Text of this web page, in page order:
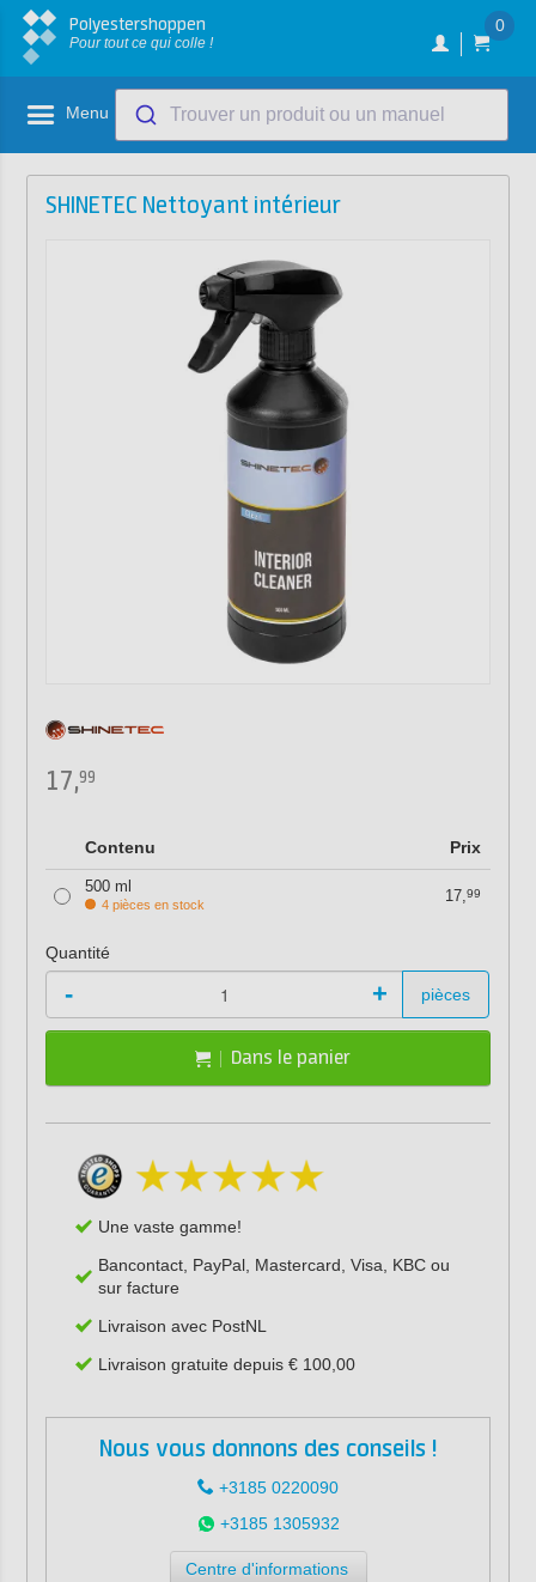
Polyestershoppen
Pour tout ce qui colle !
0
Menu Trouver un produit ou un manuel
SHINETEC Nettoyant intérieur
17,99
Contenu Prix
500 ml
4 pièces en stock 17,99
Quantité
- + pièces
Dans le panier
Une vaste gamme!
Bancontact, PayPal, Mastercard, Visa, KBC ou
sur facture
Livraison avec PostNL
Livraison gratuite depuis € 100,00
Nous vous donnons des conseils !
+3185 0220090
+3185 1305932
Centre d'informations